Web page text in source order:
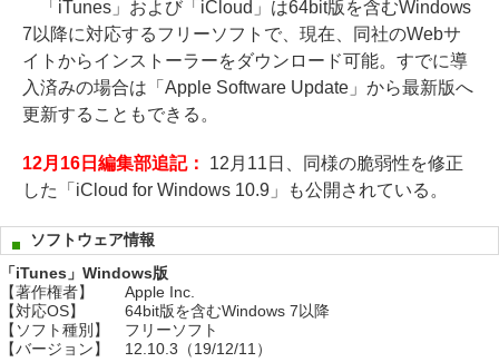
「iTunes」および「iCloud」は64bit版を含むWindows
7以降に対応するフリーソフトで、現在、同社のWebサ
イトからインストーラーをダウンロード可能。すでに導
入済みの場合は「Apple Software Update」から最新版へ
更新することもできる。
12月16日編集部追記： 12月11日、同様の脆弱性を修正
した「iCloud for Windows 10.9」も公開されている。
ソフトウェア情報
「iTunes」Windows版
【著作権者】
Apple Inc.
【対応OS】
64bit版を含むWindows 7以降
【ソフト種別】
フリーソフト
【バージョン】
12.10.3（19/12/11）